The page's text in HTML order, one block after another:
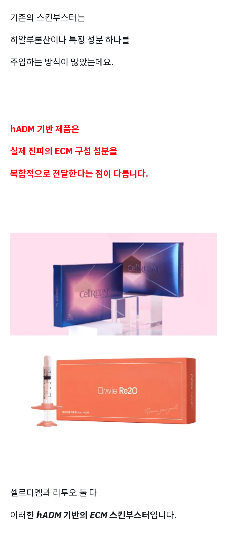
기존의 스킨부스터는
히알루론산이나 특정 성분 하나를
주입하는 방식이 많았는데요.
hADM 기반 제품은
실제 진피의 ECM 구성 성분을
복합적으로 전달한다는 점이 다릅니다.
셀르디엠과 리투오 둘 다
이러한hADM 기반의 ECM 스킨부스터입니다.